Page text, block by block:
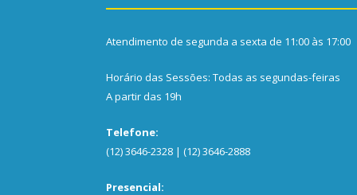
Atendimento de segunda a sexta de 11:00 às 17:00
Horário das Sessões: Todas as segundas-feiras
A partir das 19h
Telefone:
(12) 3646-2328 | (12) 3646-2888
Presencial: